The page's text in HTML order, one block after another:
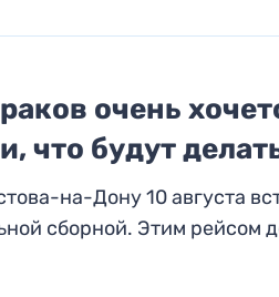
очень
что будут
на-Дону 10 августа
сборной. Этим рейсом